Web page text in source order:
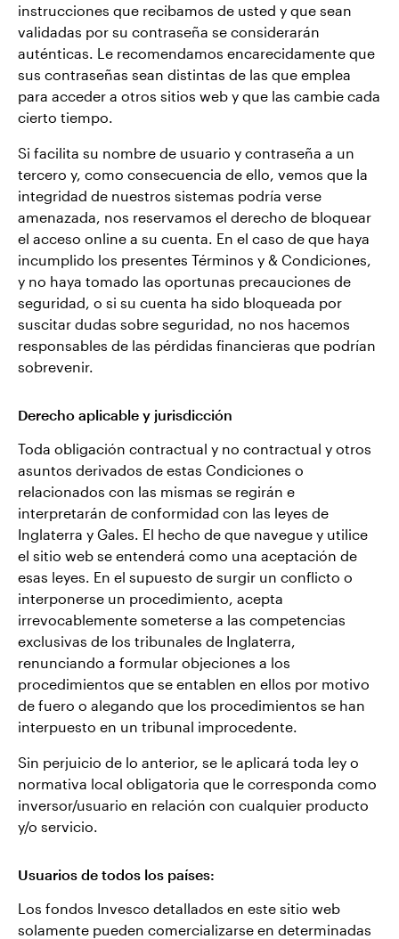
instrucciones que recibamos de usted y que sean
validadas por su contraseña se considerarán
auténticas. Le recomendamos encarecidamente que
sus contraseñas sean distintas de las que emplea
para acceder a otros sitios web y que las cambie cada
cierto tiempo.
Si facilita su nombre de usuario y contraseña a un
tercero y, como consecuencia de ello, vemos que la
integridad de nuestros sistemas podría verse
amenazada, nos reservamos el derecho de bloquear
el acceso online a su cuenta. En el caso de que haya
incumplido los presentes Términos y & Condiciones,
y no haya tomado las oportunas precauciones de
seguridad, o si su cuenta ha sido bloqueada por
suscitar dudas sobre seguridad, no nos hacemos
responsables de las pérdidas financieras que podrían
sobrevenir.
Derecho aplicable y jurisdicción
Toda obligación contractual y no contractual y otros
asuntos derivados de estas Condiciones o
relacionados con las mismas se regirán e
interpretarán de conformidad con las leyes de
Inglaterra y Gales. El hecho de que navegue y utilice
el sitio web se entenderá como una aceptación de
esas leyes. En el supuesto de surgir un conflicto o
interponerse un procedimiento, acepta
irrevocablemente someterse a las competencias
exclusivas de los tribunales de Inglaterra,
renunciando a formular objeciones a los
procedimientos que se entablen en ellos por motivo
de fuero o alegando que los procedimientos se han
interpuesto en un tribunal improcedente.
Sin perjuicio de lo anterior, se le aplicará toda ley o
normativa local obligatoria que le corresponda como
inversor/usuario en relación con cualquier producto
y/o servicio.
Usuarios de todos los países:
Los fondos Invesco detallados en este sitio web
solamente pueden comercializarse en determinadas